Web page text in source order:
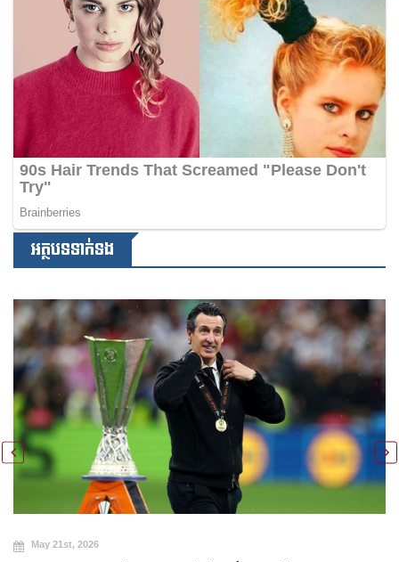
អត្ថបទទាក់ទង
May 21st, 2026